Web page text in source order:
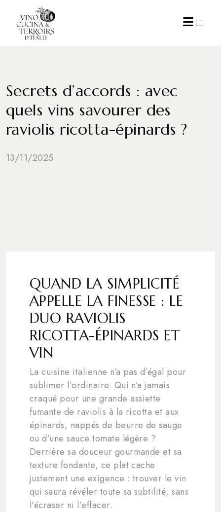
Secrets d’accords : avec
quels vins savourer des
raviolis ricotta-épinards ?
13/11/2025
QUAND LA SIMPLICITÉ
APPELLE LA FINESSE : LE
DUO RAVIOLIS
RICOTTA-ÉPINARDS ET
VIN
La cuisine italienne n’a pas d’égal pour
sublimer l’ordinaire. Qui n’a jamais
craqué pour une grande assiette
fumante de raviolis à la ricotta et aux
épinards, nappés de beurre de sauge
ou d’une sauce tomate légère ?
Derrière sa douceur gourmande et sa
texture fondante, ce plat cache
justement une exigence : trouver le vin
qui saura révéler toute sa subtilité, sans
l’écraser ni l’effacer.